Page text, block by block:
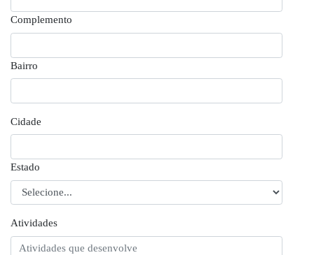
Complemento
Bairro
Cidade
Estado
Atividades